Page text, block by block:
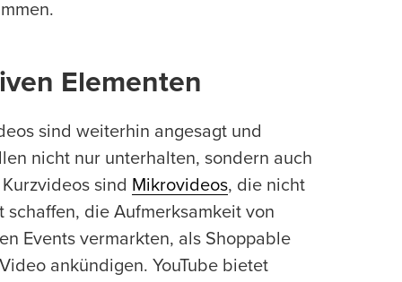
Elementen
sind weiterhin angesagt und
nicht nur unterhalten, sondern auch
sind Mikrovideos, die nicht
die Aufmerksamkeit von
Events vermarkten, als Shoppable
ankündigen. YouTube bietet